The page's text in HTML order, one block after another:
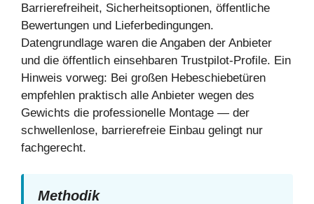
Barrierefreiheit, Sicherheitsoptionen, öffentliche
Bewertungen und Lieferbedingungen.
Datengrundlage waren die Angaben der Anbieter
und die öffentlich einsehbaren Trustpilot-Profile. Ein
Hinweis vorweg: Bei großen Hebeschiebetüren
empfehlen praktisch alle Anbieter wegen des
Gewichts die professionelle Montage — der
schwellenlose, barrierefreie Einbau gelingt nur
fachgerecht.
Methodik